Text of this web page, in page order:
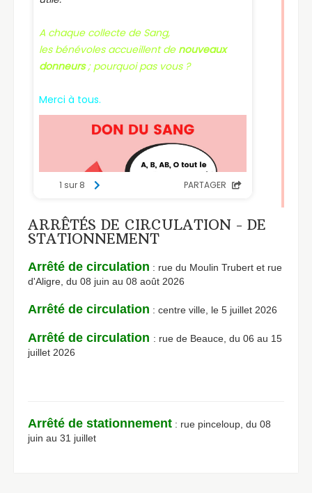
ARRÊTÉS DE CIRCULATION - DE
STATIONNEMENT
Arrêté de circulation : rue du Moulin Trubert et rue
d'Aligre, du 08 juin au 08 août 2026
Arrêté de circulation : centre ville, le 5 juillet 2026
Arrêté de circulation : rue de Beauce, du 06 au 15
juillet 2026
Arrêté de stationnement : rue pinceloup, du 08
juin au 31 juillet